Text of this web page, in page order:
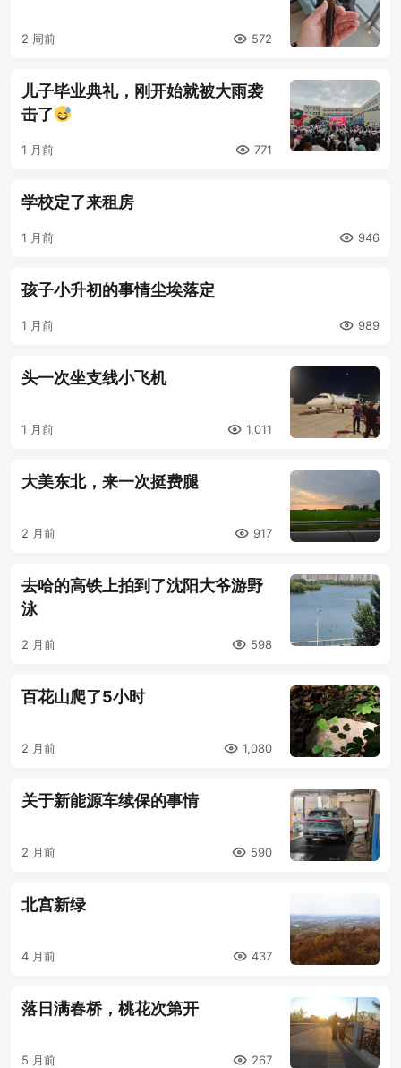
2 周前 572
儿子毕业典礼，刚开始就被大雨袭
击了
1 月前 771
学校定了来租房
1 月前 946
孩子小升初的事情尘埃落定
1 月前 989
头一次坐支线小飞机
1 月前 1,011
大美东北，来一次挺费腿
2 月前 917
去哈的高铁上拍到了沈阳大爷游野
泳
2 月前 598
百花山爬了5小时
2 月前 1,080
关于新能源车续保的事情
2 月前 590
北宫新绿
4 月前 437
落日满春桥，桃花次第开
5 月前 267